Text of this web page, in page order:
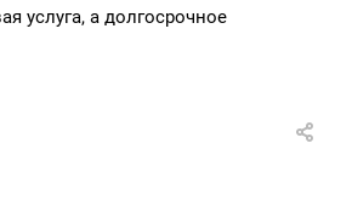
услуга, а долгосрочное